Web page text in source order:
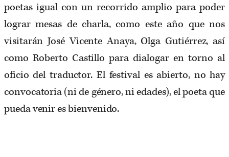
poetas igual con un recorrido amplio para poder
lograr mesas de charla, como este año que nos
visitarán José Vicente Anaya, Olga Gutiérrez, así
como Roberto Castillo para dialogar en torno al
oficio del traductor. El festival es abierto, no hay
convocatoria (ni de género, ni edades), el poeta que
pueda venir es bienvenido.